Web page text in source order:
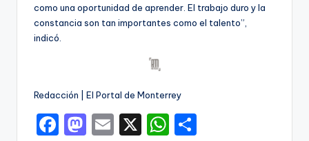
como una oportunidad de aprender. El trabajo duro y la
constancia son tan importantes como el talento”,
indicó.
Redacción | El Portal de Monterrey
F
M E
X
W